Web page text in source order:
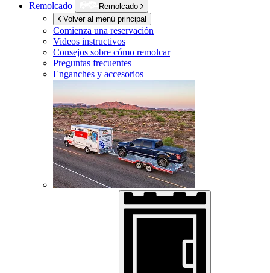
Remolcado
Remolcado
Volver al menú principal
Comienza una reservación
Videos instructivos
Consejos sobre cómo remolcar
Preguntas frecuentes
Enganches y accesorios